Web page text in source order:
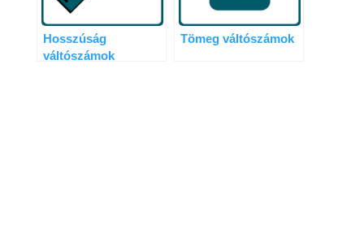
Hosszúság
váltószámok
Tömeg váltószámok